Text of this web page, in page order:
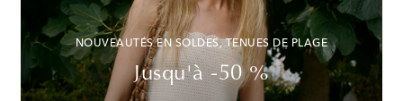
NOUVEAUTÉS EN SOLDES, TENUES DE PLAGE
Jusqu'à -50 %